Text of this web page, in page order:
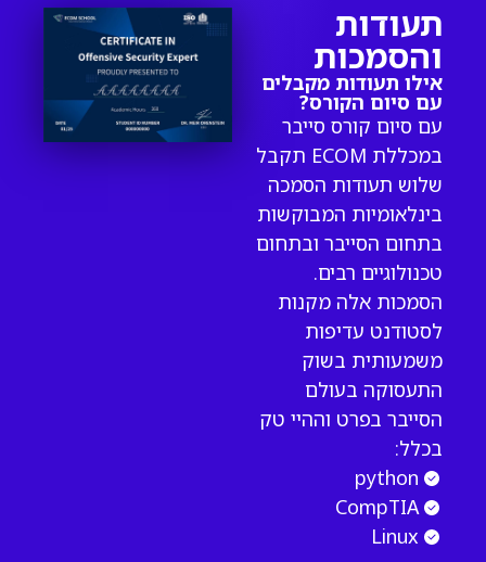
תעודות
והסמכות
אילו תעודות מקבלים
עם סיום הקורס?
עם סיום קורס סייבר
במכללת ECOM תקבל
שלוש תעודות הסמכה
בינלאומיות המבוקשות
בתחום הסייבר ובתחום
טכנולוגיים רבים.
הסמכות אלה מקנות
לסטודנט עדיפות
משמעותית בשוק
התעסוקה בעולם
הסייבר בפרט וההיי טק
בכלל:
python
CompTIA
Linux